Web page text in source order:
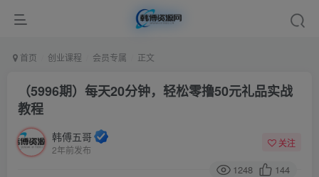
首页 创业课程 会员专属 正文
（5996期）每天20分钟，轻松零撸50元礼品实战
教程
韩傅五哥
2年前发布
关注
1248 144